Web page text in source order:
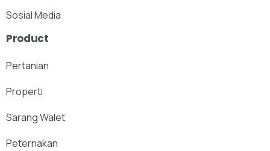
Sosial Media
Product
Pertanian
Properti
Sarang Walet
Peternakan